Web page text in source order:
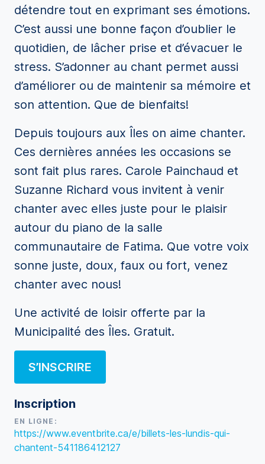
détendre tout en exprimant ses émotions.
C’est aussi une bonne façon d’oublier le
quotidien, de lâcher prise et d’évacuer le
stress. S’adonner au chant permet aussi
d’améliorer ou de maintenir sa mémoire et
son attention. Que de bienfaits!
Depuis toujours aux Îles on aime chanter.
Ces dernières années les occasions se
sont fait plus rares. Carole Painchaud et
Suzanne Richard vous invitent à venir
chanter avec elles juste pour le plaisir
autour du piano de la salle
communautaire de Fatima. Que votre voix
sonne juste, doux, faux ou fort, venez
chanter avec nous!
Une activité de loisir offerte par la
Municipalité des Îles. Gratuit.
S’INSCRIRE
Inscription
EN LIGNE:
https://www.eventbrite.ca/e/billets-les-lundis-qui-
chantent-541186412127